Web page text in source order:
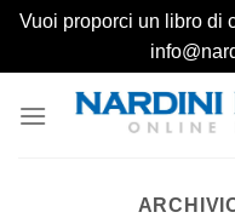
Vuoi proporci un libro di